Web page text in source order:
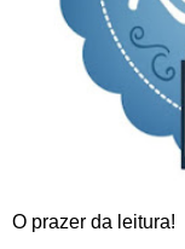
O prazer da leitura!